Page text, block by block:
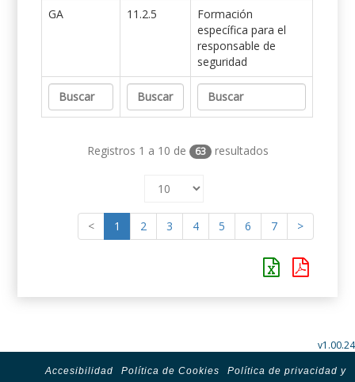
GA
11.2.5
Formación
específica para el
responsable de
seguridad
Registros 1 a 10 de 63 resultados
< 1 2 3 4 5 6 7 >
v1.00.24
Accesibilidad Política de Cookies
Política de privacidad y